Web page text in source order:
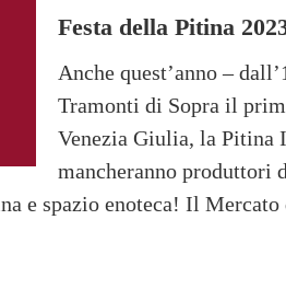
Festa della Pitina
Anche quest’anno –
Tramonti di Sopra il
Venezia Giulia, la Pitina
mancheranno produttori
e spazio enoteca! Il